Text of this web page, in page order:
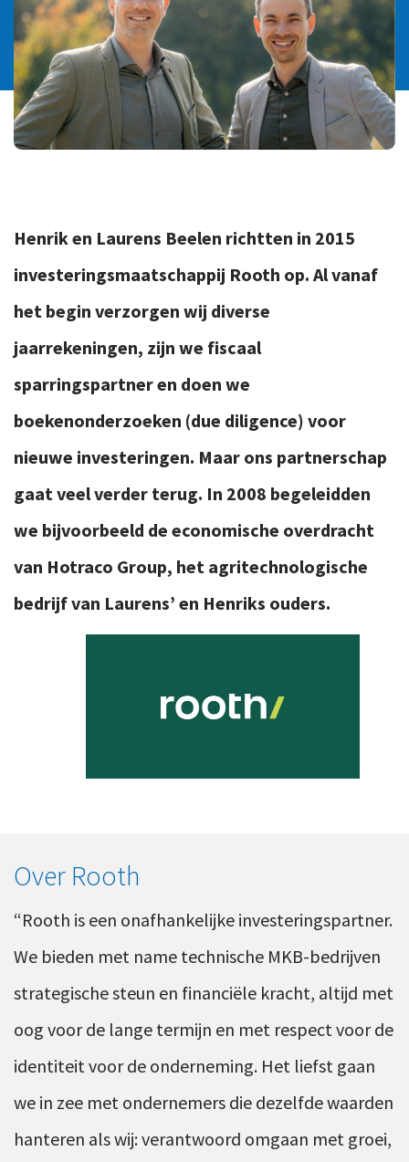
Werken bij
Inloggen
Duurzaam ondernemen
Informatiebeveiliging en privacy
Internationaal ondernemen
Personeel en salaris
Ons team
Werken-bij
Bedrijfsgeschiedenis
Contact
Henrik en Laurens Beelen richtten in 2015
investeringsmaatschappij Rooth op. Al vanaf
het begin verzorgen wij diverse
jaarrekeningen, zijn we fiscaal
sparringspartner en doen we
boekenonderzoeken (due diligence) voor
nieuwe investeringen. Maar ons partnerschap
gaat veel verder terug. In 2008 begeleidden
we bijvoorbeeld de economische overdracht
van Hotraco Group, het agritechnologische
bedrijf van Laurens’ en Henriks ouders.
Over Rooth
“Rooth is een onafhankelijke investeringspartner.
We bieden met name technische MKB-bedrijven
strategische steun en financiële kracht, altijd met
oog voor de lange termijn en met respect voor de
identiteit voor de onderneming. Het liefst gaan
we in zee met ondernemers die dezelfde waarden
hanteren als wij: verantwoord omgaan met groei,